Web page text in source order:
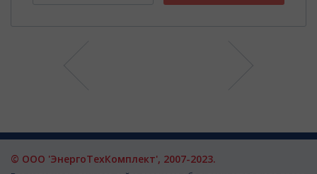
© ООО 'ЭнергоТехКомплект', 2007-2023.